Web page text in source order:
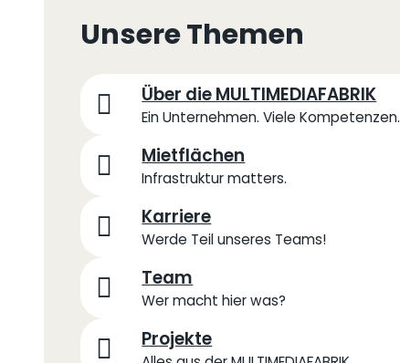
Unsere Themen
Über die MULTIMEDIAFABRIK
Ein Unternehmen. Viele Kompetenzen.
Mietflächen
Infrastruktur matters.
Karriere
Werde Teil unseres Teams!
Team
Wer macht hier was?
Projekte